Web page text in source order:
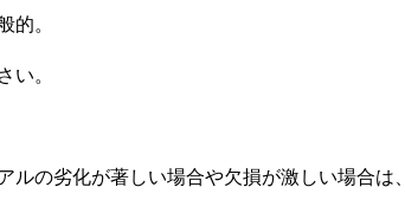
的。
い。
ルの劣化が著しい場合や欠損が激しい場合は、